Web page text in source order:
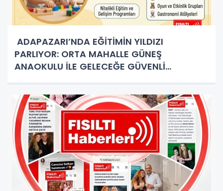
ADAPAZARI’NDA EĞİTİMİN YILDIZI
PARLIYOR: ORTA MAHALLE GÜNEŞ
ANAOKULU İLE GELECEĞE GÜVENLİ